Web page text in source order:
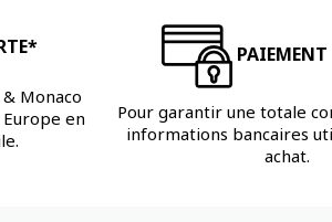
Monaco
en
PAIEMENT
Pour garantir une totale
informations bancaires
achat.